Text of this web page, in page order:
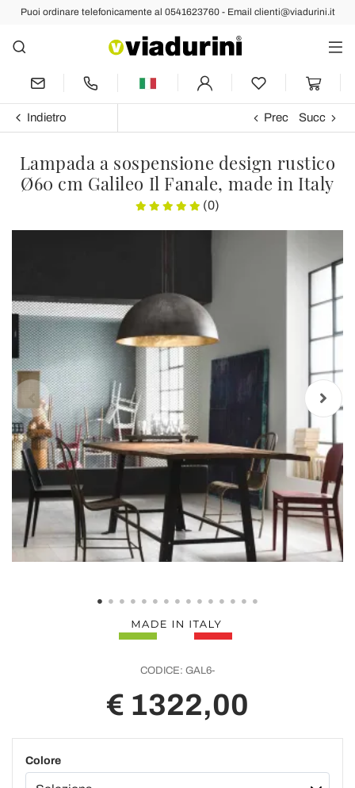
Puoi ordinare telefonicamente al 0541623760 - Email clienti@viadurini.it
Indietro Prec Succ
Lampada a sospensione design rustico
Ø60 cm Galileo Il Fanale, made in Italy
(0)
CODICE: GAL6-
€ 1322,00
Colore